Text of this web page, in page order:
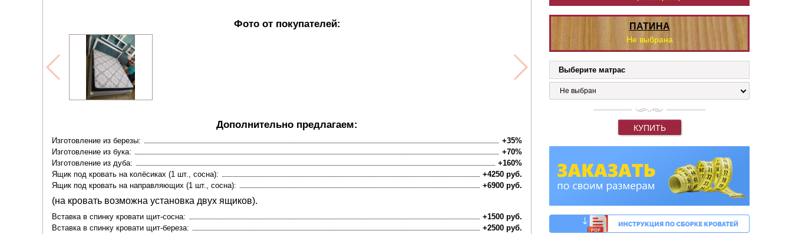
Фото от покупателей:
Дополнительно предлагаем:
Изготовление из березы:
+35%
Изготовление из бука:
+70%
Изготовление из дуба:
+160%
Ящик под кровать на колёсиках (1 шт., сосна):
+4250 руб.
Ящик под кровать на направляющих (1 шт., сосна):
+6900 руб.
(на кровать возможна установка двух ящиков).
Вставка в спинку кровати щит-сосна:
+1500 руб.
Вставка в спинку кровати щит-береза:
+2500 руб.
ПАТИНА
Не выбрана
Выберите матрас
Не выбран
КУПИТЬ